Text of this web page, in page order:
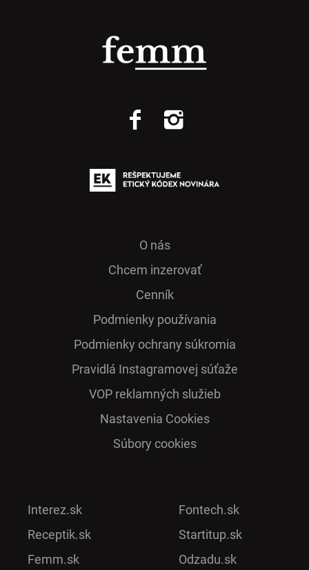
O nás
Chcem inzerovať
Cenník
Podmienky používania
Podmienky ochrany súkromia
Pra­vidlá Ins­ta­gra­mo­vej sú­ťaže
VOP reklamných služieb
Nastavenia Cookies
Súbory cookies
Interez.sk
Receptik.sk
Femm.sk
Fontech.sk
Startitup.sk
Odzadu.sk